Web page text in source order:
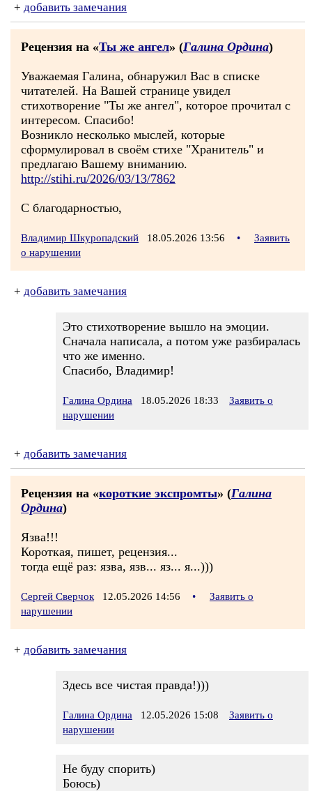
+ добавить замечания
Рецензия на «Ты же ангел» (Галина Ордина)
Уважаемая Галина, обнаружил Вас в списке
читателей. На Вашей странице увидел
стихотворение "Ты же ангел", которое прочитал с
интересом. Спасибо!
Возникло несколько мыслей, которые
сформулировал в своём стихе "Хранитель" и
предлагаю Вашему вниманию.
http://stihi.ru/2026/03/13/7862
С благодарностью,
Владимир Шкуропадский 18.05.2026 13:56 •
Заявить
о нарушении
+ добавить замечания
Это стихотворение вышло на эмоции.
Сначала написала, а потом уже разбиралась
что же именно.
Спасибо, Владимир!
Галина Ордина 18.05.2026 18:33
Заявить о
нарушении
+ добавить замечания
Рецензия на «короткие экспромты» (Галина
Ордина)
Язва!!!
Короткая, пишет, рецензия...
тогда ещё раз: язва, язв... яз... я...)))
Сергей Сверчок 12.05.2026 14:56 •
Заявить о
нарушении
+ добавить замечания
Здесь все чистая правда!)))
Галина Ордина 12.05.2026 15:08
Заявить о
нарушении
Не буду спорить)
Боюсь)